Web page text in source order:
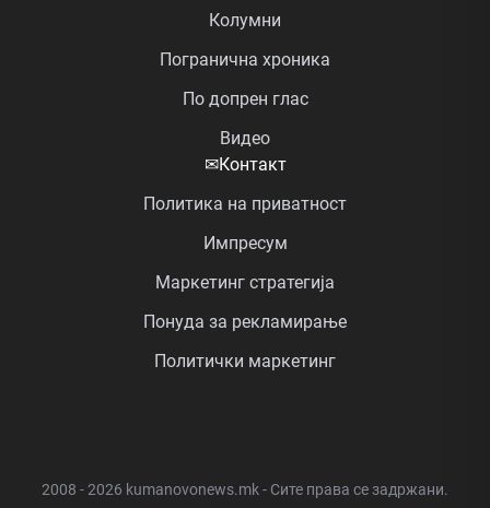
Колумни
Погранична хроника
По допрен глас
Видео
✉Контакт
Политика на приватност
Импресум
Маркетинг стратегија
Понуда за рекламирање
Политички маркетинг
2008 - 2026 kumanovonews.mk - Сите права се задржани.